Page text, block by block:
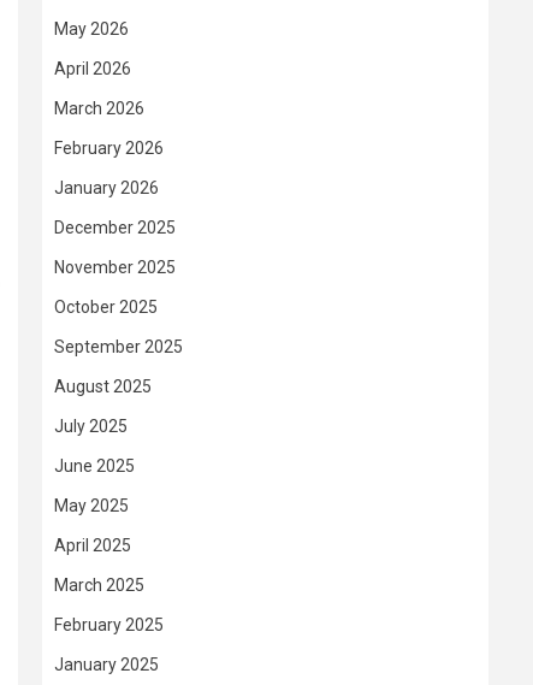
May 2026
April 2026
March 2026
February 2026
January 2026
December 2025
November 2025
October 2025
September 2025
August 2025
July 2025
June 2025
May 2025
April 2025
March 2025
February 2025
January 2025